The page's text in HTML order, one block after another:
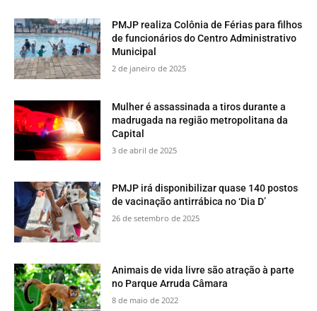
PMJP realiza Colônia de Férias para filhos
de funcionários do Centro Administrativo
Municipal
2 de janeiro de 2025
Mulher é assassinada a tiros durante a
madrugada na região metropolitana da
Capital
3 de abril de 2025
PMJP irá disponibilizar quase 140 postos
de vacinação antirrábica no ‘Dia D’
26 de setembro de 2025
​Animais de vida livre são atração à parte
no Parque Arruda Câmara
8 de maio de 2022